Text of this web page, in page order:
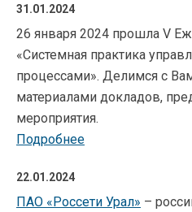
31.01.2024
26 января 2024 прошла V
«Системная практика
процессами». Делимся с
материалами докладов,
мероприятия.
Подробнее
22.01.2024
ПАО «Россети Урал» –